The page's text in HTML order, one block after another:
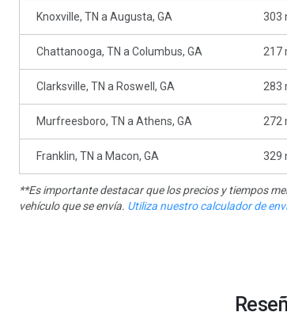
Knoxville, TN a Augusta, GA 303
Chattanooga, TN a Columbus, GA 217
Clarksville, TN a Roswell, GA 283
Murfreesboro, TN a Athens, GA 272
Franklin, TN a Macon, GA 329
**Es importante destacar que los precios y tiempos
vehículo que se envía. Utiliza nuestro calculador de